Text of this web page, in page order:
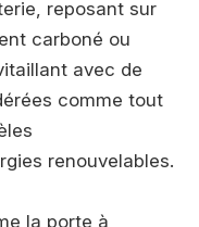
reposant sur
carboné ou
avec de
comme tout
renouvelables.
la porte à